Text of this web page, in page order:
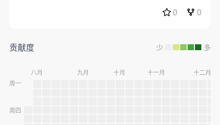
0 0
贡献度 少 多
周一
周四
八月 九月 十月 十一月 十二月